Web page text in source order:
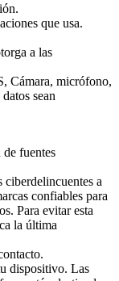
que usa.
a las
Cámara, micrófono,
sean
fuentes
ciberdelincuentes a
confiables para
Para evitar esta
la última
dispositivo. Las